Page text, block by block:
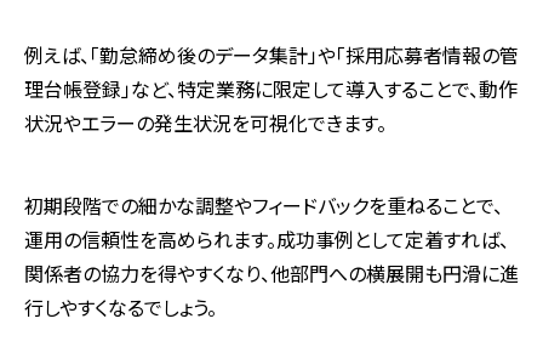
例えば、「勤怠締め後のデータ集計」や「採用応募者情報の管
理台帳登録」など、特定業務に限定して導入することで、動作
状況やエラーの発生状況を可視化できます。
初期段階での細かな調整やフィードバックを重ねることで、
運用の信頼性を高められます。成功事例として定着すれば、
関係者の協力を得やすくなり、他部門への横展開も円滑に進
行しやすくなるでしょう。